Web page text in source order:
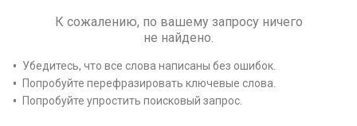
К сожалению, по вашему запросу ничего
не найдено.
Убедитесь, что все слова написаны без ошибок.
Попробуйте перефразировать ключевые слова.
Попробуйте упростить поисковый запрос.